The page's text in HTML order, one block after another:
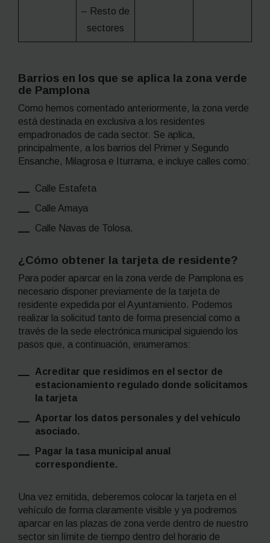
– Resto de
sectores
Barrios en los que se aplica la zona verde
de Pamplona
Como hemos comentado anteriormente, la zona verde
está destinada en exclusiva a los residentes
empadronados de cada sector. Se aplica,
principalmente, a los barrios del Primer y Segundo
Ensanche, Milagrosa e Iturrama, e incluye calles como:
Calle Estafeta
Calle Amaya
Calle Navas de Tolosa.
¿Cómo obtener la tarjeta de residente?
Para poder aparcar en la zona verde de Pamplona es
necesario disponer previamente de la tarjeta de
residente expedida por el Ayuntamiento. Podemos
realizar la solicitud tanto de forma presencial como a
través de la sede electrónica municipal siguiendo los
pasos que, a continuación, enumeramos:
Acreditar que residimos en el sector de
estacionamiento regulado donde solicitamos
la tarjeta
Aportar los datos personales y del vehículo
asociado.
Pagar la tasa municipal anual
correspondiente.
Una vez emitida, deberemos colocar la tarjeta en el
vehículo de forma claramente visible y ya podremos
aparcar en las plazas de zona verde dentro de nuestro
sector sin límite de tiempo dentro del horario de